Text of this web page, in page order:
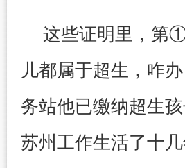
这些证明里，第
儿都属于超生，咋
务站他已缴纳超生
苏州工作生活了十